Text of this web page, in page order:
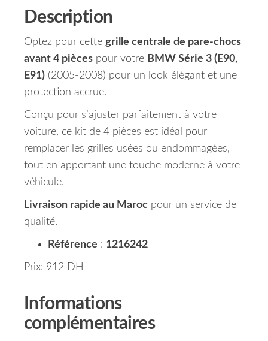
Description
Optez pour cette grille centrale de pare-chocs
avant 4 pièces pour votre BMW Série 3 (E90,
E91) (2005-2008) pour un look élégant et une
protection accrue.
Conçu pour s’ajuster parfaitement à votre
voiture, ce kit de 4 pièces est idéal pour
remplacer les grilles usées ou endommagées,
tout en apportant une touche moderne à votre
véhicule.
Livraison rapide au Maroc pour un service de
qualité.
Référence : 1216242
Prix: 912 DH
Informations
complémentaires